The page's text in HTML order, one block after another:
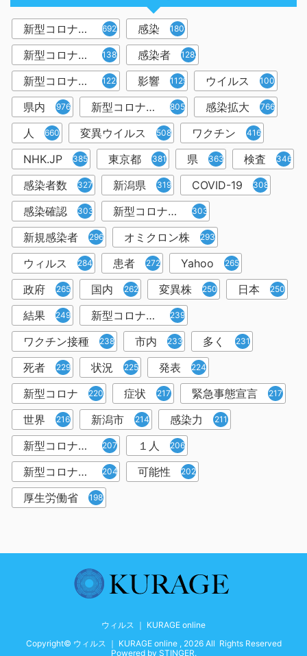
新型コロナウイルス 6921 感染 1809
新型コロナウィルス 1382 感染者 1283
新型コロナウイルス感染症 1226 影響 1129 ウイルス 1001
県内 976 新型コロナウイルス感染 805 感染拡大 766
人 660 変異ウイルス 508 ワクチン 416
NHK.JP 385 東京都 381 県 363 検査 346
感染者数 327 新潟県 319 COVID-19 308
感染確認 303 新型コロナウィルス感染症 303
新規感染者 296 オミクロン株 293
ウィルス 284 患者 272 Yahoo 265
政府 265 国内 262 変異株 250 日本 250
結果 249 新型コロナウイルスワクチン 239
ワクチン接種 238 市内 233 多く 231
死者 229 状況 225 発表 224
新型コロナ 220 症状 217 緊急事態宣言 217
世界 216 新潟市 214 感染力 211
新型コロナウイルス感染者 207 １人 206
新型コロナウイルス対策 204 可能性 202
厚生労働省 198
ウィルス ｜ KURAGE online
Copyright© ウィルス ｜ KURAGE online , 2026 All Rights Reserved
Powered by STINGER.